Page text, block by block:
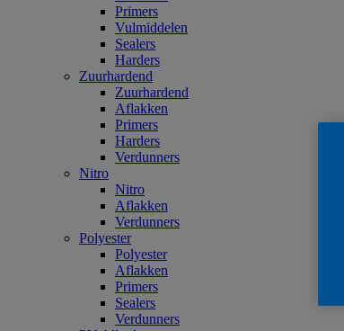
Primers
Vulmiddelen
Sealers
Harders
Zuurhardend
Zuurhardend
Aflakken
Primers
Harders
Verdunners
Nitro
Nitro
Aflakken
Verdunners
Polyester
Polyester
Aflakken
Primers
Sealers
Verdunners